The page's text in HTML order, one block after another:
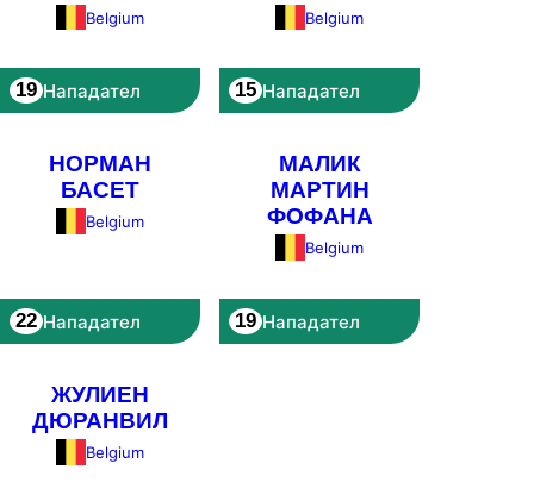
Belgium
19 Нападател
Belgium
15 Нападател
НОРМАН
БАСЕТ
Belgium
22 Нападател
МАЛИК
МАРТИН
ФОФАНА
Belgium
19 Нападател
ЖУЛИЕН
ДЮРАНВИЛ
Belgium